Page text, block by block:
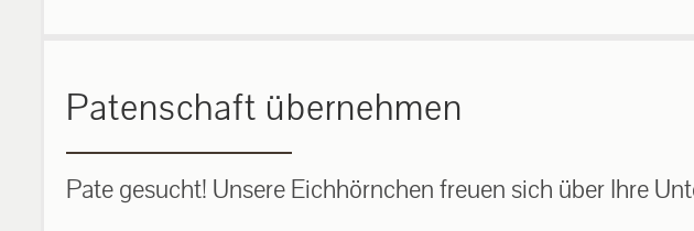
Patenschaft übernehmen
Pate gesucht! Unsere Eichhörnchen freuen sich über Ihre